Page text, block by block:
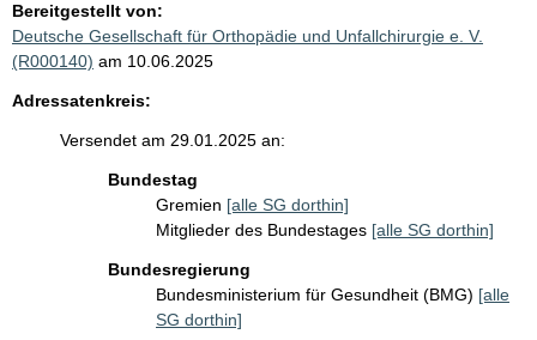
Bereitgestellt von:
Deutsche Gesellschaft für Orthopädie und Unfallchirurgie e. V.
(R000140) am 10.06.2025
Adressatenkreis:
Versendet am 29.01.2025 an:
Bundestag
Gremien [alle SG dorthin]
Mitglieder des Bundestages [alle SG dorthin]
Bundesregierung
Bundesministerium für Gesundheit (BMG) [alle
SG dorthin]